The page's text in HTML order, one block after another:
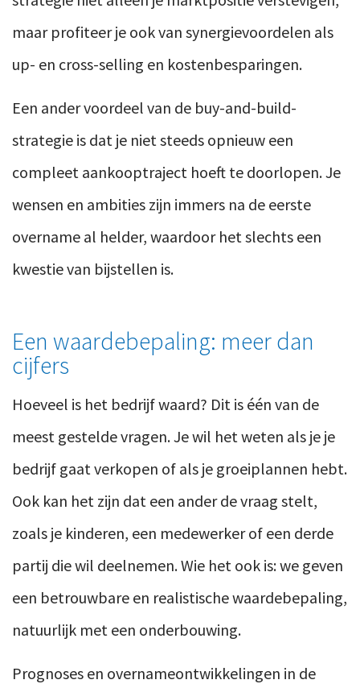
maar profiteer je ook van synergievoordelen als
up- en cross-selling en kostenbesparingen.
Een ander voordeel van de buy-and-build-
strategie is dat je niet steeds opnieuw een
compleet aankooptraject hoeft te doorlopen. Je
wensen en ambities zijn immers na de eerste
overname al helder, waardoor het slechts een
kwestie van bijstellen is.
Een waardebepaling: meer dan
cijfers
Hoeveel is het bedrijf waard? Dit is één van de
meest gestelde vragen. Je wil het weten als je je
bedrijf gaat verkopen of als je groeiplannen hebt.
Ook kan het zijn dat een ander de vraag stelt,
zoals je kinderen, een medewerker of een derde
partij die wil deelnemen. Wie het ook is: we geven
een betrouwbare en realistische waardebepaling,
natuurlijk met een onderbouwing.
Prognoses en overnameontwikkelingen in de